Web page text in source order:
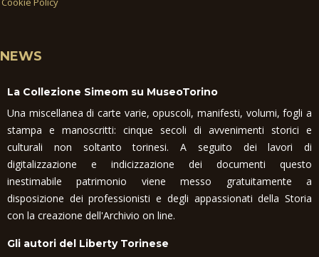
NEWS
La Collezione Simeom su MuseoTorino
Una miscellanea di carte varie, opuscoli, manifesti, volumi, fogli a
stampa e manoscritti: cinque secoli di avvenimenti storici e
culturali non soltanto torinesi. A seguito dei lavori di
digitalizzazione e indicizzazione dei documenti questo
inestimabile patrimonio viene messo gratuitamente a
disposizione dei professionisti e degli appassionati della Storia
con la creazione dell'Archivio on line.
Gli autori del Liberty Torinese